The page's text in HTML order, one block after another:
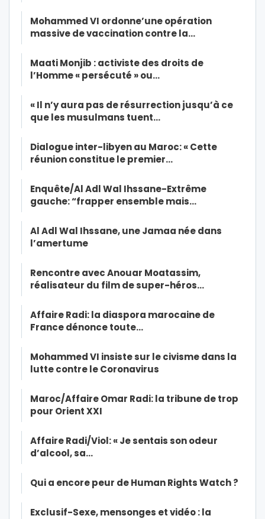
Mohammed VI ordonne’une opération
massive de vaccination contre la…
Maati Monjib : activiste des droits de
l’Homme « persécuté » ou…
« Il n’y aura pas de résurrection jusqu’à ce
que les musulmans tuent…
Dialogue inter-libyen au Maroc: « Cette
réunion constitue le premier…
Enquête/Al Adl Wal Ihssane-Extrême
gauche: “frapper ensemble mais…
Al Adl Wal Ihssane, une Jamaa née dans
l’amertume
Rencontre avec Anouar Moatassim,
réalisateur du film de super-héros…
Affaire Radi: la diaspora marocaine de
France dénonce toute…
Mohammed VI insiste sur le civisme dans la
lutte contre le Coronavirus
Maroc/Affaire Omar Radi: la tribune de trop
pour Orient XXI
Affaire Radi/Viol: « Je sentais son odeur
d’alcool, sa…
Qui a encore peur de Human Rights Watch ?
Exclusif-Sexe, mensonges et vidéo : la